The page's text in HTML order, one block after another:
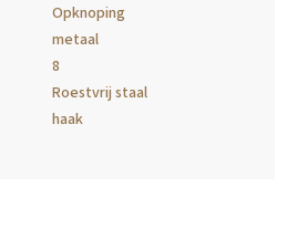
Opknoping
metaal
8
Roestvrij staal
haak